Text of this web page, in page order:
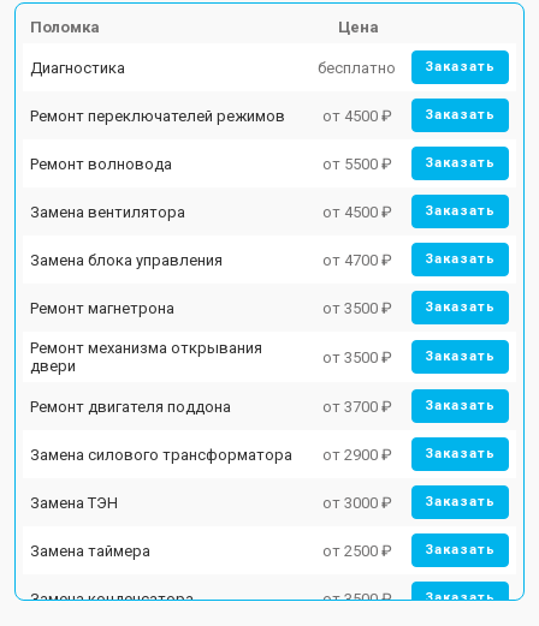
Поломка Цена
Диагностика бесплатно Заказать
Ремонт переключателей режимов от 4500 ₽ Заказать
Ремонт волновода от 5500 ₽ Заказать
Замена вентилятора от 4500 ₽ Заказать
Замена блока управления от 4700 ₽ Заказать
Ремонт магнетрона от 3500 ₽ Заказать
Ремонт механизма открывания
двери
от 3500 ₽ Заказать
Ремонт двигателя поддона от 3700 ₽ Заказать
Замена силового трансформатора от 2900 ₽ Заказать
Замена ТЭН от 3000 ₽ Заказать
Замена таймера от 2500 ₽ Заказать
Замена конденсатора от 3500 ₽ Заказать